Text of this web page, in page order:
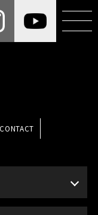
CONTACT